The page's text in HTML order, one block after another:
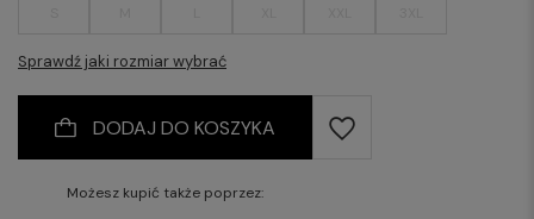
Sprawdź jaki rozmiar wybrać
DODAJ DO KOSZYKA
Możesz kupić także poprzez: